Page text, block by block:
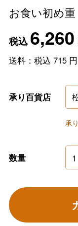
お食い初め重
税込6,260
送料：税込 715円
承り百貨店
承
数量